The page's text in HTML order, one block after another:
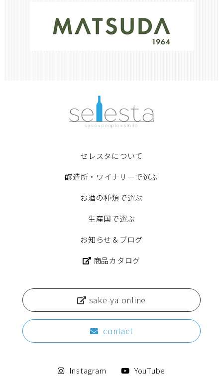
セレスタについて
醸造所・ワイナリーで選ぶ
お酒の種類で選ぶ
生産国で選ぶ
お知らせ＆ブログ
商品カタログ
sake-ya online
contact
Instagram YouTube